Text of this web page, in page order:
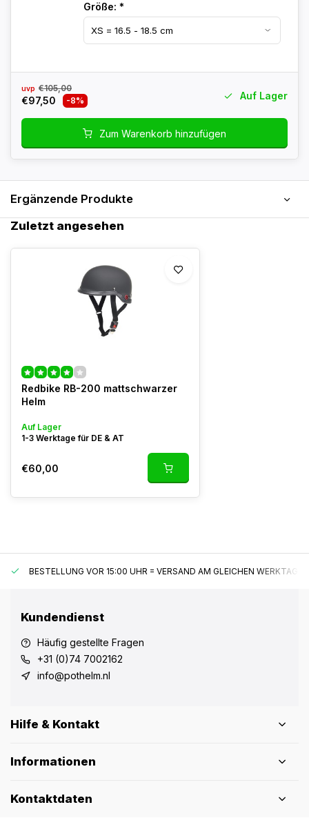
Größe: *
uvp €105,00
€97,50 -8% Auf Lager
Zum Warenkorb hinzufügen
Ergänzende Produkte
Zuletzt angesehen
Redbike RB-200 mattschwarzer
Helm
Auf Lager
1-3 Werktage für DE & AT
€60,00
BESTELLUNG VOR 15:00 UHR = VERSAND AM GLEICHEN WERKTAG*
Kundendienst
Häufig gestellte Fragen
+31 (0)74 7002162
info@pothelm.nl
Hilfe & Kontakt
Informationen
Kontaktdaten